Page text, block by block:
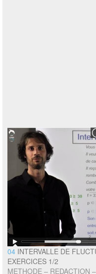
04 INTERVALLE DE
EXERCICES 1/2
METHODE – REDACTION